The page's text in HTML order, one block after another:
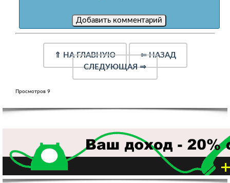
⇑ НА ГЛАВНУЮ ⇐НАЗАД
СЛЕДУЮЩАЯ⇒
Просмотров 9